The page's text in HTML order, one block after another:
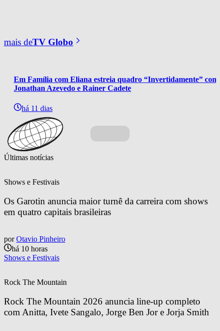
mais deTV Globo
Em Família com Eliana estreia quadro “Invertidamente” com
Jonathan Azevedo e Rainer Cadete
há 11 dias
Últimas notícias
Shows e Festivais
Os Garotin anuncia maior turnê da carreira com shows
em quatro capitais brasileiras
por Otavio Pinheiro
há 10 horas
Shows e Festivais
Rock The Mountain
Rock The Mountain 2026 anuncia line-up completo
com Anitta, Ivete Sangalo, Jorge Ben Jor e Jorja Smith